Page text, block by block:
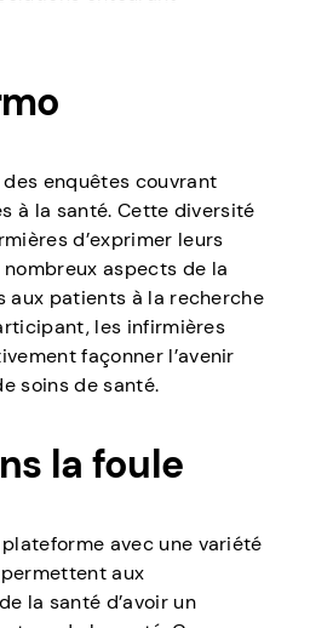
enquêtes couvrant
à la santé. Cette diversité
d’exprimer leurs
aspects de la
aux patients à la recherche
les infirmières
façonner l’avenir
soins de santé.
la foule
avec une variété
aux
la santé d’avoir un